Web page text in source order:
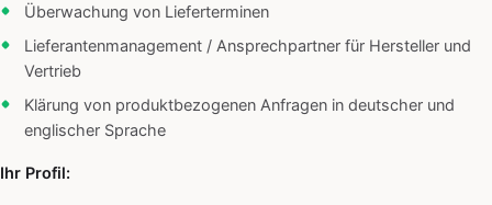
Überwachung von Lieferterminen
Lieferantenmanagement / Ansprechpartner für Hersteller und
Vertrieb
Klärung von produktbezogenen Anfragen in deutscher und
englischer Sprache
Ihr Profil: